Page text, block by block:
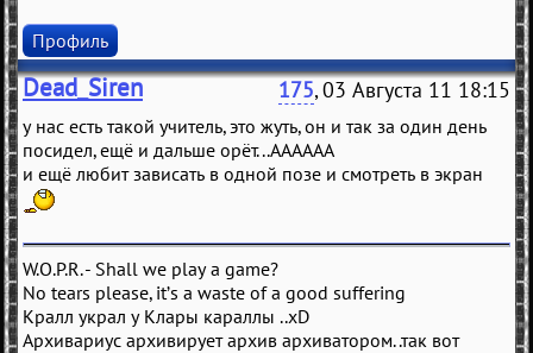
Профиль
Dead_Siren 175, 03 Августа 11 18:15
у нас есть такой учитель, это жуть, он и так за один день
посидел, ещё и дальше орёт...АААААА
и ещё любит зависать в одной позе и смотреть в экран
W.O.P.R. - Shall we play a game?
No tears please, it’s a waste of a good suffering
Кралл украл у Клары караллы ..xD
Архивариус архивирует архив архиватором..так вот